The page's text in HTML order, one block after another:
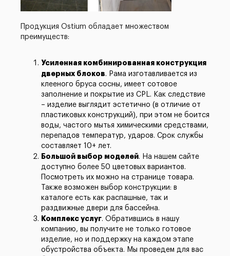
Продукция Ostium обладает множеством
преимуществ:
Усиленная комбинированная конструкция
дверных блоков. Рама изготавливается из
клееного бруса сосны, имеет сотовое
заполнение и покрытие из CPL. Как следствие
– изделие выглядит эстетично (в отличие от
пластиковых конструкций), при этом не боится
воды, частого мытья химическими средствами,
перепадов температур, ударов. Срок службы
составляет 10+ лет.
Большой выбор моделей. На нашем сайте
доступно более 50 цветовых вариантов.
Посмотреть их можно на странице товара.
Также возможен выбор конструкции: в
каталоге есть как распашные, так и
раздвижные двери для бассейна.
Комплекс услуг. Обратившись в нашу
компанию, вы получите не только готовое
изделие, но и поддержку на каждом этапе
обустройства объекта. Мы проведем для вас